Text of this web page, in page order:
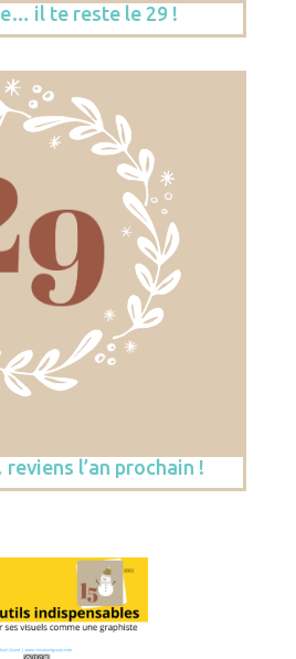
il te reste le 29 !
l’an prochain !